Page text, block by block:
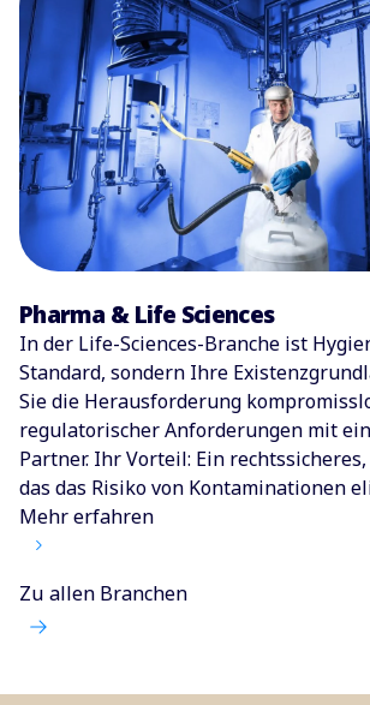
Pharma & Life Sciences
In der Life-Sciences-Branche ist
Standard, sondern Ihre
Sie die Herausforderung
regulatorischer Anforderungen mit
Partner. Ihr Vorteil: Ein
das das Risiko von Kontaminationen
Mehr erfahren
Zu allen Branchen